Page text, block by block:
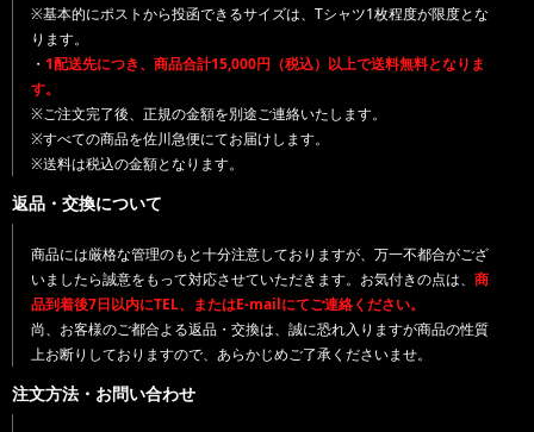
※基本的にポストから投函できるサイズは、Tシャツ1枚程度が限度とな
ります。
・ 1配送先につき、商品合計15,000円（税込）以上で送料無料となりま
す。
※ご注文完了後、正規の金額を別途ご連絡いたします。
※すべての商品を佐川急便にてお届けします。
※送料は税込の金額となります。
返品・交換について
商品には厳格な管理のもと十分注意しておりますが、万一不都合がござ
いましたら誠意をもって対応させていただきます。お気付きの点は、 商
品到着後7日以内にTEL、またはE-mailにてご連絡ください。
尚、お客様のご都合よる返品・交換は、誠に恐れ入りますが商品の性質
上お断りしておりますので、あらかじめご了承くださいませ。
注文方法・お問い合わせ